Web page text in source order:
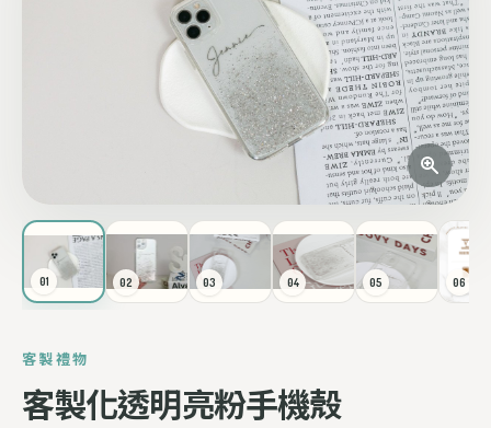
01 02 03 04 05 06
客製禮物
客製化透明亮粉手機殼